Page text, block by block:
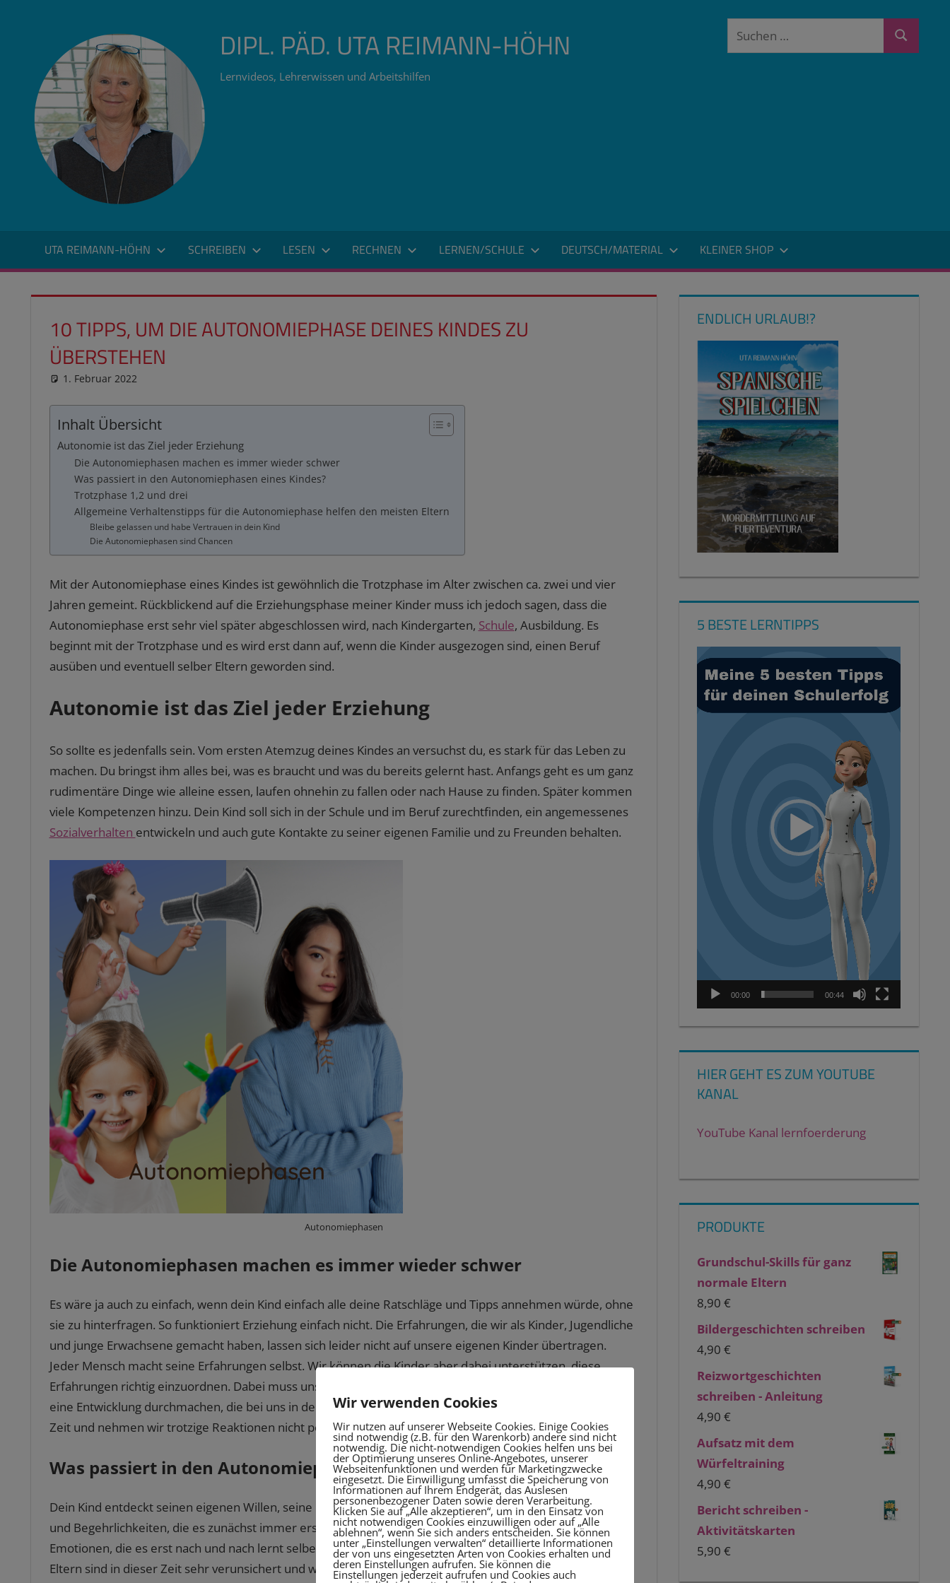
DIPL. PÄD. UTA REIMANN-HÖHN
Lernvideos, Lehrerwissen und Arbeitshilfen
Suchen
Suchen
UTA REIMANN-HÖHN SCHREIBEN LESEN RECHNEN LERNEN/SCHULE DEUTSCH/MATERIAL KLEINER SHOP
10 TIPPS, UM DIE AUTONOMIEPHASE DEINES KINDES ZU
ÜBERSTEHEN
1. Februar 2022
Inhalt Übersicht
Autonomie ist das Ziel jeder Erziehung
Die Autonomiephasen machen es immer wieder schwer
Was passiert in den Autonomiephasen eines Kindes?
Trotzphase 1,2 und drei
Allgemeine Verhaltenstipps für die Autonomiephase helfen den meisten Eltern
Bleibe gelassen und habe Vertrauen in dein Kind
Die Autonomiephasen sind Chancen
Mit der Autonomiephase eines Kindes ist gewöhnlich die Trotzphase im Alter zwischen ca. zwei und vier
Jahren gemeint. Rückblickend auf die Erziehungsphase meiner Kinder muss ich jedoch sagen, dass die
Autonomiephase erst sehr viel später abgeschlossen wird, nach Kindergarten, Schule, Ausbildung. Es
beginnt mit der Trotzphase und es wird erst dann auf, wenn die Kinder ausgezogen sind, einen Beruf
ausüben und eventuell selber Eltern geworden sind.
Autonomie ist das Ziel jeder Erziehung
So sollte es jedenfalls sein. Vom ersten Atemzug deines Kindes an versuchst du, es stark für das Leben zu
machen. Du bringst ihm alles bei, was es braucht und was du bereits gelernt hast. Anfangs geht es um ganz
rudimentäre Dinge wie alleine essen, laufen ohnehin zu fallen oder nach Hause zu finden. Später kommen
viele Kompetenzen hinzu. Dein Kind soll sich in der Schule und im Beruf zurechtfinden, ein angemessenes
Sozialverhalten entwickeln und auch gute Kontakte zu seiner eigenen Familie und zu Freunden behalten.
Autonomiephasen
Die Autonomiephasen machen es immer wieder schwer
Es wäre ja auch zu einfach, wenn dein Kind einfach alle deine Ratschläge und Tipps annehmen würde, ohne
sie zu hinterfragen. So funktioniert Erziehung einfach nicht. Die Erfahrungen, die wir als Kinder, Jugendliche
und junge Erwachsene gemacht haben, lassen sich leider nicht auf unsere eigenen Kinder übertragen.
Jeder Mensch macht seine Erfahrungen selbst. Wir können die Kinder aber dabei unterstützen, diese
Erfahrungen richtig einzuordnen. Dabei muss uns Eltern immer wieder bewusst sein, dass unsere Kinder
eine Entwicklung durchmachen, die bei uns in der Regel bereits abgeschlossen ist. Lassen wir Ihnen also
Zeit und nehmen wir trotzige Reaktionen nicht persönlich.
Was passiert in den Autonomiephasen eines Kindes?
Dein Kind entdeckt seinen eigenen Willen, seine Möglichkeiten und seine Grenzen. Es entwickelt Wünsche
und Begehrlichkeiten, die es zunächst immer erst versucht durchzusetzen. Dabei zeigt es starke
Emotionen, die es erst nach und nach lernt selber zu regulieren. Manche Kinder lernen es auch nie. Alle
Eltern sind in dieser Zeit sehr verunsichert und wissen nicht, wie sie reagieren sollen. Beim ersten Kind ist
ENDLICH URLAUB!?
5 BESTE LERNTIPPS
Video-
Player
00:00 00:44
HIER GEHT ES ZUM YOUTUBE
KANAL
YouTube Kanal lernfoerderung
PRODUKTE
Grundschul-Skills für ganz
normale Eltern
8,90€
Bildergeschichten schreiben
4,90€
Reizwortgeschichten
schreiben - Anleitung
4,90€
Aufsatz mit dem
Würfeltraining
4,90€
Bericht schreiben -
Aktivitätskarten
5,90€
Wir verwenden Cookies
Wir nutzen auf unserer Webseite Cookies. Einige Cookies
sind notwendig (z.B. für den Warenkorb) andere sind nicht
notwendig. Die nicht-notwendigen Cookies helfen uns bei
der Optimierung unseres Online-Angebotes, unserer
Webseitenfunktionen und werden für Marketingzwecke
eingesetzt. Die Einwilligung umfasst die Speicherung von
Informationen auf Ihrem Endgerät, das Auslesen
personenbezogener Daten sowie deren Verarbeitung.
Klicken Sie auf „Alle akzeptieren“, um in den Einsatz von
nicht notwendigen Cookies einzuwilligen oder auf „Alle
ablehnen“, wenn Sie sich anders entscheiden. Sie können
unter „Einstellungen verwalten“ detaillierte Informationen
der von uns eingesetzten Arten von Cookies erhalten und
deren Einstellungen aufrufen. Sie können die
Einstellungen jederzeit aufrufen und Cookies auch